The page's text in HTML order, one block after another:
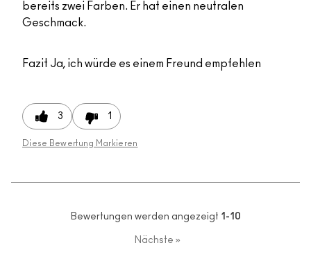
bereits zwei Farben. Er hat einen neutralen
Geschmack.
Fazit Ja, ich würde es einem Freund empfehlen
3 1
Diese Bewertung Markieren
Bewertungen werden angezeigt 1-10
Nächste »